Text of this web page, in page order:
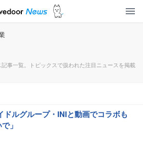
記事一覧。トピックスで扱われた注目ニュースを掲載
ドルグループ・INIと動画でコラボも
」